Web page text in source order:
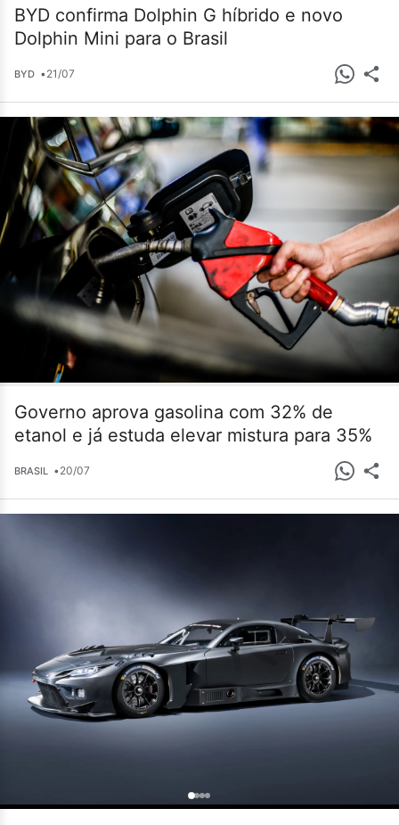
BYD confirma Dolphin G híbrido e novo
Dolphin Mini para o Brasil
BYD •21/07
Governo aprova gasolina com 32% de
etanol e já estuda elevar mistura para 35%
BRASIL •20/07